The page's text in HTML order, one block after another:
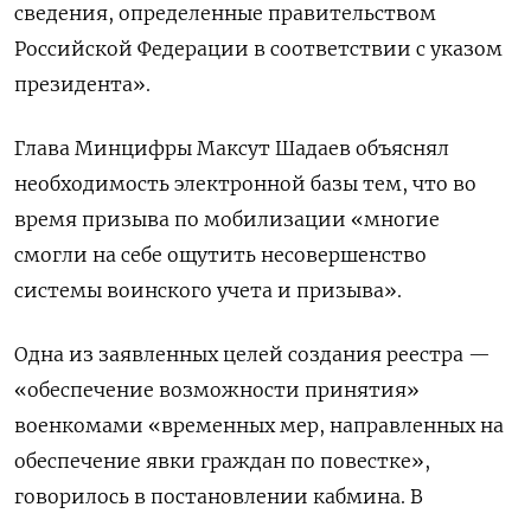
сведения, определенные правительством
Российской Федерации в соответствии с указом
президента».
Глава Минцифры Максут Шадаев объяснял
необходимость электронной базы тем, что во
время призыва по мобилизации «многие
смогли на себе ощутить несовершенство
системы воинского учета и призыва».
Одна из заявленных целей создания реестра —
«обеспечение возможности принятия»
военкомами «временных мер, направленных на
обеспечение явки граждан по повестке»,
говорилось в постановлении кабмина. В